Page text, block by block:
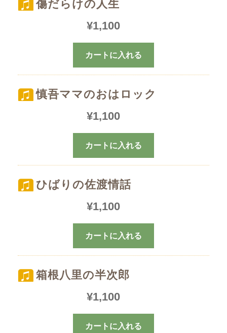
傷だらけの人生
¥1,100
カートに入れる
慎吾ママのおはロック
¥1,100
カートに入れる
ひばりの佐渡情話
¥1,100
カートに入れる
箱根八里の半次郎
¥1,100
カートに入れる